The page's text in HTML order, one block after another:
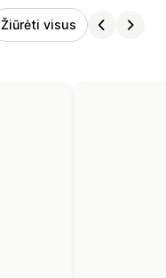
Žiūrėti visus